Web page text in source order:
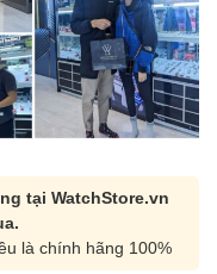
tại WatchStore.vn
là chính hãng 100%
Casio Nam MTS-